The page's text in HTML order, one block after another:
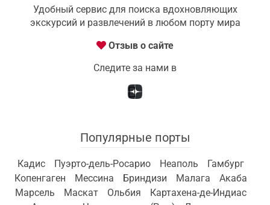
Удобный сервис для поиска вдохновляющих
экскурсий и развлечений в любом порту мира
Отзыв о сайте
Следите за нами в
Популярные порты
Кадис Пуэрто-дель-Росарио Неаполь
Гамбург
Копенгаген
Мессина Бриндизи Малага
Акаба
Марсель
Маскат Ольбия
Картахена-де-Индиас